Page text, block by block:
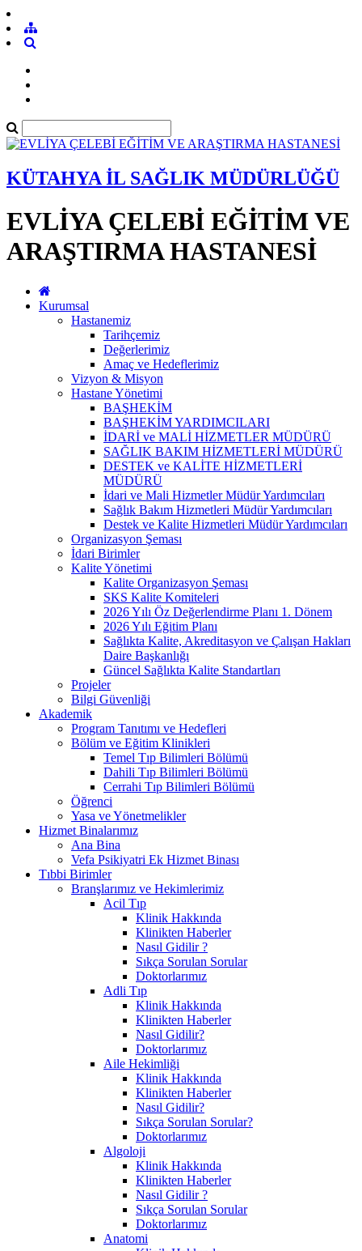
KÜTAHYA İL SAĞLIK MÜDÜRLÜĞÜ
EVLİYA ÇELEBİ EĞİTİM VE
ARAŞTIRMA HASTANESİ
Kurumsal
Hastanemiz
Tarihçemiz
Değerlerimiz
Amaç ve Hedeflerimiz
Vizyon & Misyon
Hastane Yönetimi
BAŞHEKİM
BAŞHEKİM YARDIMCILARI
İDARİ ve MALİ HİZMETLER MÜDÜRÜ
SAĞLIK BAKIM HİZMETLERİ MÜDÜRÜ
DESTEK ve KALİTE HİZMETLERİ
MÜDÜRÜ
İdari ve Mali Hizmetler Müdür Yardımcıları
Sağlık Bakım Hizmetleri Müdür Yardımcıları
Destek ve Kalite Hizmetleri Müdür Yardımcıları
Organizasyon Şeması
İdari Birimler
Kalite Yönetimi
Kalite Organizasyon Şeması
SKS Kalite Komiteleri
2026 Yılı Öz Değerlendirme Planı 1. Dönem
2026 Yılı Eğitim Planı
Sağlıkta Kalite, Akreditasyon ve Çalışan Hakları
Daire Başkanlığı
Güncel Sağlıkta Kalite Standartları
Projeler
Bilgi Güvenliği
Akademik
Program Tanıtımı ve Hedefleri
Bölüm ve Eğitim Klinikleri
Temel Tıp Bilimleri Bölümü
Dahili Tıp Bilimleri Bölümü
Cerrahi Tıp Bilimleri Bölümü
Öğrenci
Yasa ve Yönetmelikler
Hizmet Binalarımız
Ana Bina
Vefa Psikiyatri Ek Hizmet Binası
Tıbbi Birimler
Branşlarımız ve Hekimlerimiz
Acil Tıp
Klinik Hakkında
Klinikten Haberler
Nasıl Gidilir ?
Sıkça Sorulan Sorular
Doktorlarımız
Adli Tıp
Klinik Hakkında
Klinikten Haberler
Nasıl Gidilir?
Doktorlarımız
Aile Hekimliği
Klinik Hakkında
Klinikten Haberler
Nasıl Gidilir?
Sıkça Sorulan Sorular?
Doktorlarımız
Algoloji
Klinik Hakkında
Klinikten Haberler
Nasıl Gidilir ?
Sıkça Sorulan Sorular
Doktorlarımız
Anatomi